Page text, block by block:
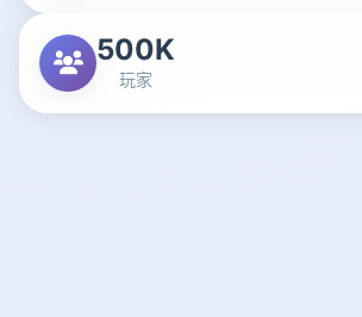
500K
玩家